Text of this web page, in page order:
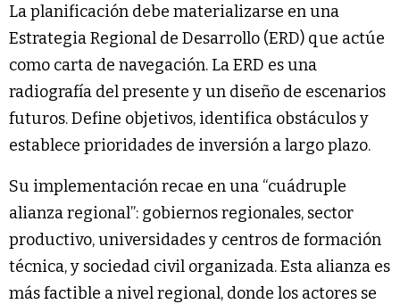
La planificación debe materializarse en una
Estrategia Regional de Desarrollo (ERD) que actúe
como carta de navegación. La ERD es una
radiografía del presente y un diseño de escenarios
futuros. Define objetivos, identifica obstáculos y
establece prioridades de inversión a largo plazo.
Su implementación recae en una “cuádruple
alianza regional”: gobiernos regionales, sector
productivo, universidades y centros de formación
técnica, y sociedad civil organizada. Esta alianza es
más factible a nivel regional, donde los actores se